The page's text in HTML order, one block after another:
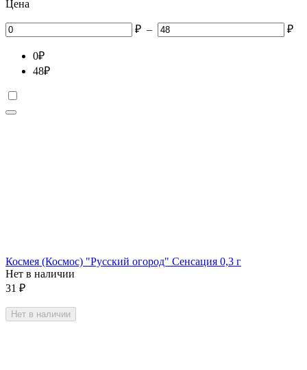
Цена
₽ – ₽
0₽
48₽
Космея (Космос) "Русский огород" Сенсация 0,3 г
Нет в наличии
31 ₽
Нет в наличии